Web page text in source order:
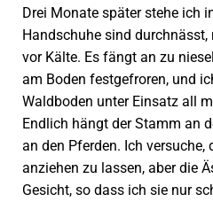
Drei Monate später stehe ich
Handschuhe sind durchnässt,
vor Kälte. Es fängt an zu
am Boden festgefroren, und
Waldboden unter Einsatz all
Endlich hängt der Stamm an
an den Pferden. Ich versuche,
anziehen zu lassen, aber die
Gesicht, so dass ich sie nur